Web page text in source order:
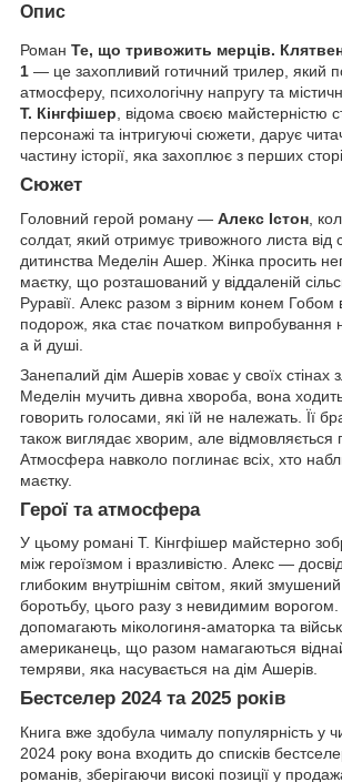
Опис
Роман Те, що тривожить мерців.
1 — це захопливий готичний трилер, який
атмосферу, психологічну напругу та
Т. Кінгфішер , відома своєю майстерністю
персонажі та інтригуючі сюжети, дарує
частину історії, яка захоплює з перших
Сюжет
Головний герой роману — Алекс Істон ,
солдат, який отримує тривожного листа від
дитинства Меделін Ашер. Жінка просить
маєтку, що розташований у віддаленій
Руравії. Алекс разом з вірним конем Гобом
подорож, яка стає початком випробування
а й душі.
Занепалий дім Ашерів ховає у своїх стінах
Меделін мучить дивна хвороба, вона ходить
говорить голосами, які їй не належать. Її
також виглядає хворим, але відмовляється
Атмосфера навколо поглинає всіх, хто
маєтку.
Герої та атмосфера
У цьому романі Т. Кінгфішер майстерно
між героїзмом і вразливістю. Алекс —
глибоким внутрішнім світом, який
боротьбу, цього разу з невидимим
допомагають мікологиня-аматорка та
американець, що разом намагаються
темряви, яка насувається на дім Ашерів.
Бестселер 2024 та 2025 років
Книга вже здобула чималу популярність у
2024 року вона входить до списків
романів, зберігаючи високі позиції у